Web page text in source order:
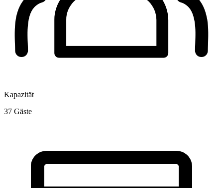
Kapazität
37 Gäste